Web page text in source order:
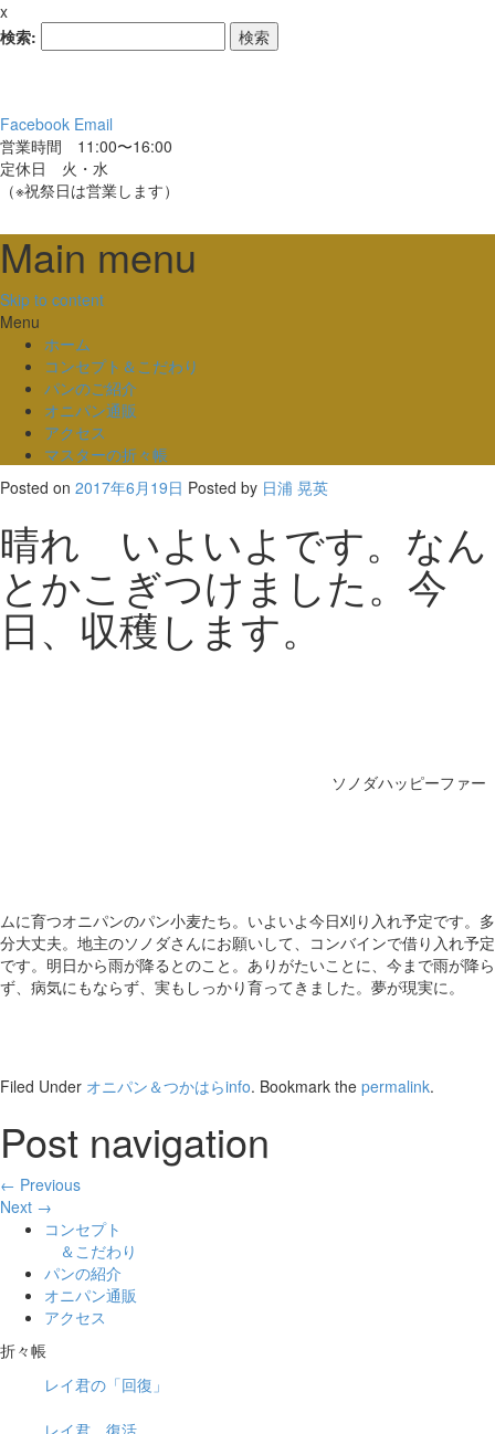
x
検索:
Facebook Email
営業時間 11:00〜16:00
定休日 火・水
（※祝祭日は営業します）
Main menu
Skip to content
Menu
ホーム
コンセプト＆こだわり
パンのご紹介
オニパン通販
アクセス
マスターの折々帳
Posted on 2017年6月19日 Posted by 日浦 晃英
晴れ いよいよです。なん
とかこぎつけました。今
日、収穫します。
ソノダハッピーファー
ムに育つオニパンのパン小麦たち。いよいよ今日刈り入れ予定です。多
分大丈夫。地主のソノダさんにお願いして、コンバインで借り入れ予定
です。明日から雨が降るとのこと。ありがたいことに、今まで雨が降ら
ず、病気にもならず、実もしっかり育ってきました。夢が現実に。
Filed Under オニパン＆つかはらinfo. Bookmark the permalink.
Post navigation
← Previous
Next →
コンセプト
＆こだわり
パンの紹介
オニパン通販
アクセス
折々帳
レイ君の「回復」
レイ君 復活